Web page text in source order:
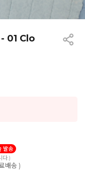
- 01 Clo
발송
다.)
배송 )